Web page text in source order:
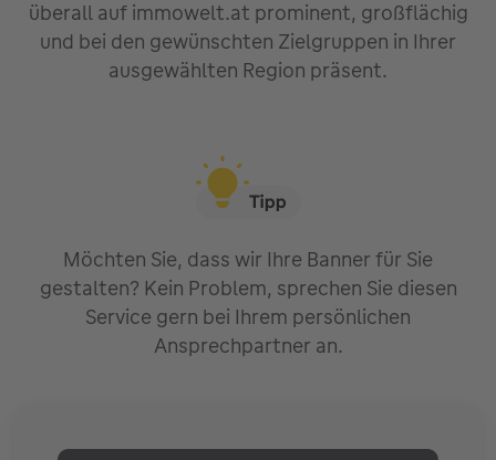
überall auf immowelt.at prominent, großflächig
und bei den gewünschten Zielgruppen in Ihrer
ausgewählten Region präsent.
Möchten Sie, dass wir Ihre Banner für Sie
gestalten? Kein Problem, sprechen Sie diesen
Service gern bei Ihrem persönlichen
Ansprechpartner an.